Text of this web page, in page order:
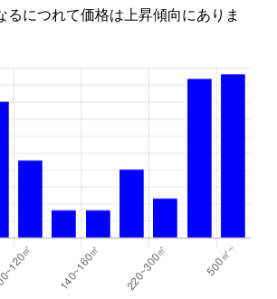
るにつれて価格は上昇傾向にありま